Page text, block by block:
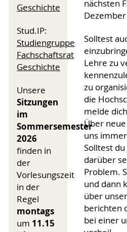
Geschichte
Stud.IP:
Studiengruppe
Fachschaftsrat
Geschichte
Unsere
Sitzungen
im
Sommersemester
2026
finden in
der
Vorlesungszeit
in der
Regel
montags
um 11.15
nächsten
Solltest
Lehre zu
zu
die
melde
Über
uns
Solltest
darüber
Problem.
und dann
über
berichten
bei einer